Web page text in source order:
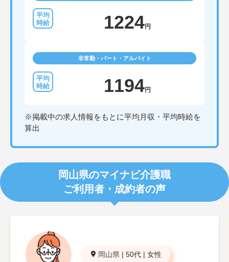
1224円
非常勤・パート・アルバイト
1194円
※掲載中の求人情報をもとに平均月収・平均時給を
算出
岡山県のマイナビ介護職
ご利用者・成約者の声
岡山県 | 50代 | 女性